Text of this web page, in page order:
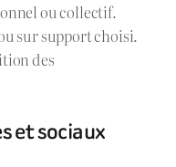
ou collectif.
sur support choisi.
des
et sociaux